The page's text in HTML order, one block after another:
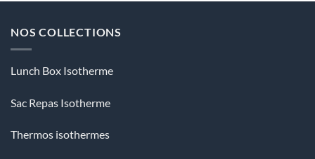
NOS COLLECTIONS
Lunch Box Isotherme
Sac Repas Isotherme
Thermos isothermes